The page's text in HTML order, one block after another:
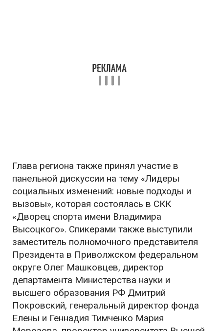
Глава региона также принял участие в
панельной дискуссии на тему «Лидеры
социальных изменений: новые подходы и
вызовы», которая состоялась в СКК
«Дворец спорта имени Владимира
Высоцкого». Спикерами также выступили
заместитель полномочного представителя
Президента в Приволжском федеральном
округе Олег Машковцев, директор
департамента Министерства науки и
высшего образования РФ Дмитрий
Покровский, генеральный директор фонда
Елены и Геннадия Тимченко Мария